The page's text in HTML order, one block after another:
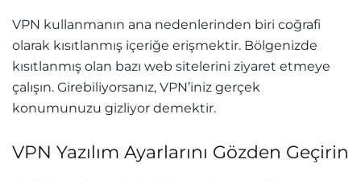
VPN kullanmanın ana nedenlerinden biri coğrafi
olarak kısıtlanmış içeriğe erişmektir. Bölgenizde
kısıtlanmış olan bazı web sitelerini ziyaret etmeye
çalışın. Girebiliyorsanız, VPN’iniz gerçek
konumunuzu gizliyor demektir.
VPN Yazılım Ayarlarını Gözden Geçirin